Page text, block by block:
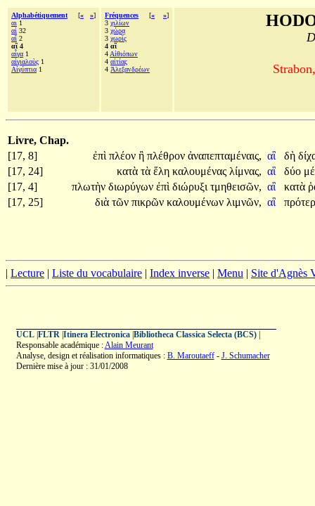
Alphabétiquement [« »]
αι 1
αἱ 32
αἵ 2
αἳ 4
αἶγα 1
αἰγιαλοὺς 1
Αἰγύπτια 1
Fréquences [« »]
3 χιλίων
3 χώρᾳ
3 χωρὶς
4 αἳ
4 Αἰθιόπων
4 αἰτίας
4 Ἀλεξανδρέων
Livre, Chap.
[17, 8]
ἐπὶ πλέον ἢ πλέθρον ἀναπεπταμέναις, αἳ δὴ
[17, 24]
κατὰ τὰ ἕλη καλουμένας λίμνας, αἳ δύο
[17, 4]
πλωτὴν διωρύγων ἐπὶ διώρυξι τμηθεισῶν, αἳ κατὰ
[17, 25]
διὰ τῶν πικρῶν καλουμένων λιμνῶν, αἳ
| Lecture | Liste du vocabulaire | Index inverse | Menu | Site d'Agnès
UCL| FLTR| Itinera Electronica| Bibliotheca Classica Selecta (BCS)|
Responsable académique :Alain Meurant
Analyse, design et réalisation informatiques : B. Maroutaeff- J. Schumacher
Dernière mise à jour : 31/01/2008